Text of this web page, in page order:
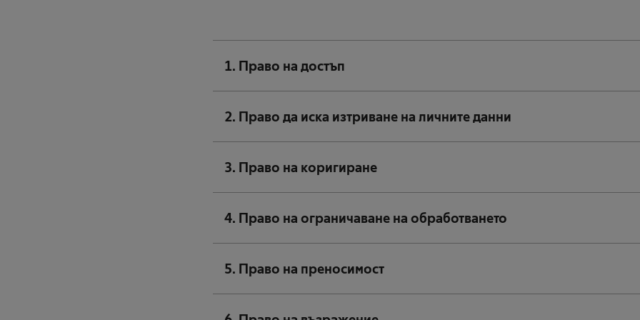
1. Право на достъп
2. Право да иска изтриване на личните данни
3. Право на коригиране
4. Право на ограничаване на обработването
5. Право на преносимост